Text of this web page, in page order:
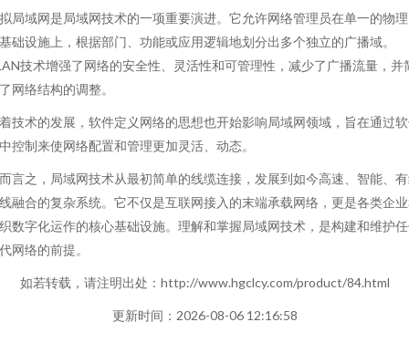
局域网是局域网技术的一项重要演进。它允许网络管理员在单一的物
础设施上，根据部门、功能或应用逻辑地划分出多个独立的广播域。
技术增强了网络的安全性、灵活性和可管理性，减少了广播流量，并
网络结构的调整。
技术的发展，软件定义网络的思想也开始影响局域网领域，旨在通过
控制来使网络配置和管理更加灵活、动态。
言之，局域网技术从最初简单的线缆连接，发展到如今高速、智能、
融合的复杂系统。它不仅是互联网接入的末端承载网络，更是各类企
数字化运作的核心基础设施。理解和掌握局域网技术，是构建和维护
网络的前提。
如若转载，请注明出处：http://www.hgclcy.com/product/84.html
更新时间：2026-08-06 12:16:58